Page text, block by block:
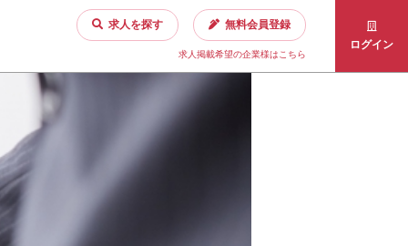
求人を探す 無料会員登録
求人掲載希望の企業様はこちら
ログイン